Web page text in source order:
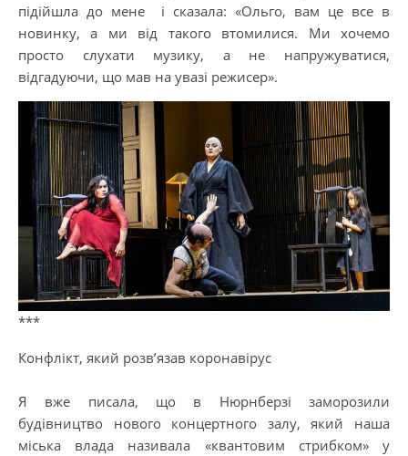
підійшла до мене і сказала: «Ольго, вам це все в
новинку, а ми від такого втомилися. Ми хочемо
просто слухати музику, а не напружуватися,
відгадуючи, що мав на увазі режисер».
***
Конфлікт, який розв’язав коронавірус
Я вже писала, що в Нюрнберзі заморозили
будівництво нового концертного залу, який наша
міська влада називала «квантовим стрибком» у